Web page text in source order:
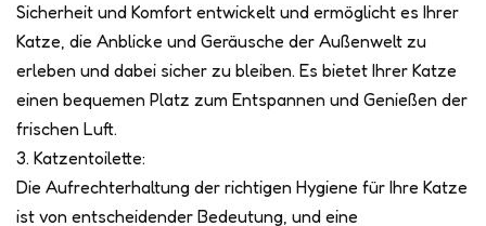
Sicherheit und Komfort entwickelt und ermöglicht es Ihrer
Katze, die Anblicke und Geräusche der Außenwelt zu
erleben und dabei sicher zu bleiben. Es bietet Ihrer Katze
einen bequemen Platz zum Entspannen und Genießen der
frischen Luft.
3. Katzentoilette:
Die Aufrechterhaltung der richtigen Hygiene für Ihre Katze
ist von entscheidender Bedeutung, und eine